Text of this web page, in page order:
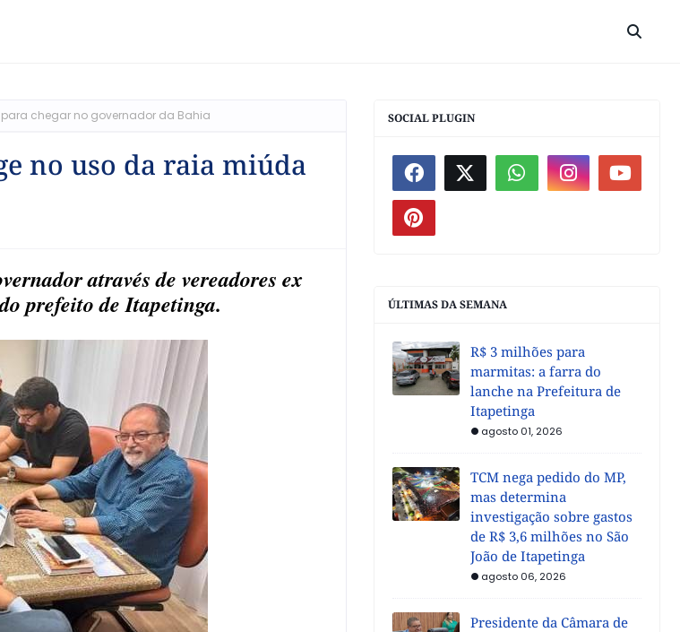
chegar no governador da Bahia
no uso da raia miúda
através de vereadores ex
prefeito de Itapetinga.
SOCIAL PLUGIN
ÚLTIMAS DA SEMANA
R$ 3 milhões para
marmitas: a farra do
lanche na Prefeitura de
Itapetinga
agosto 01, 2026
TCM nega pedido do MP,
mas determina
investigação sobre gastos
de R$ 3,6 milhões no São
João de Itapetinga
agosto 06, 2026
Presidente da Câmara de